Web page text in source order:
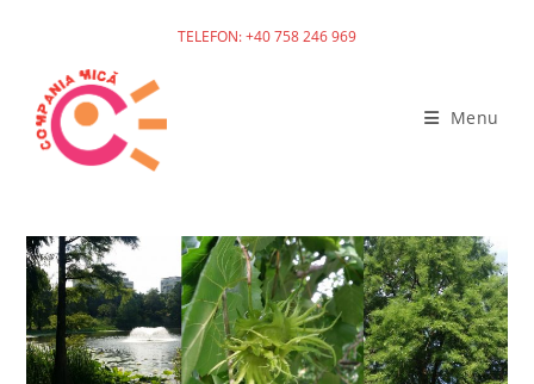
content
TELEFON: +40 758 246 969
Menu